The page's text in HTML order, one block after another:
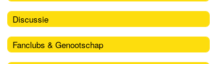
Discussie
Fanclubs & Genootschap